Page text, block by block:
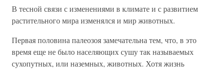
В тесной связи с изменениями в климате и с развитием
растительного мира изменялся и мир животных.
Первая половина палеозоя замечательна тем, что, в это
время еще не было населяющих сушу так называемых
сухопутных, или наземных, животных. Хотя жизнь